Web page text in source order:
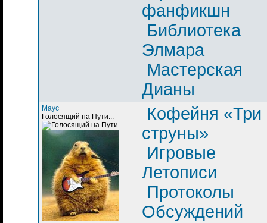
фанфикшн
Библиотека
Элмара
Мастерская
Дианы
Маус
Голосящий на Пути...
Кофейня «Три
струны»
Игровые
Летописи
Протоколы
Обсуждений